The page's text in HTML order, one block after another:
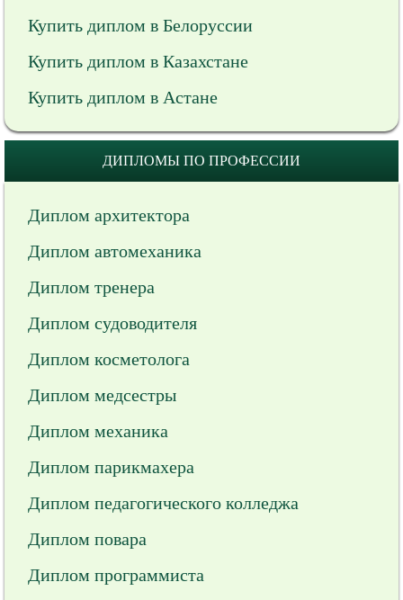
Купить диплом в Белоруссии
Купить диплом в Казахстане
Купить диплом в Астане
ДИПЛОМЫ ПО ПРОФЕССИИ
Диплом архитектора
Диплом автомеханика
Диплом тренера
Диплом судоводителя
Диплом косметолога
Диплом медсестры
Диплом механика
Диплом парикмахера
Диплом педагогического колледжа
Диплом повара
Диплом программиста